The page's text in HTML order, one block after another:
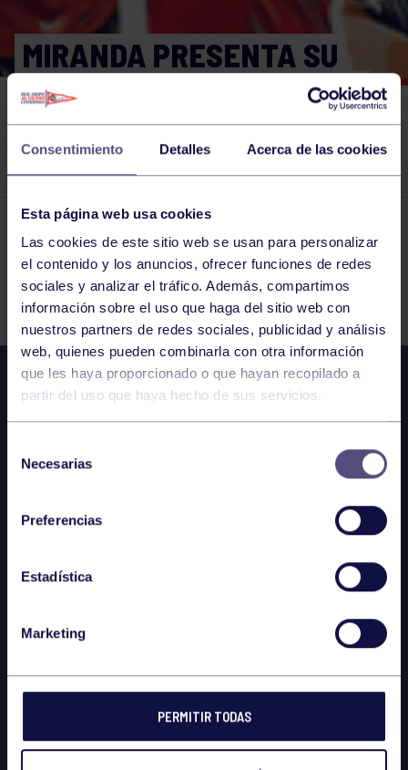
Consentimiento Detalles Acerca de las cookies
Esta página web usa cookies
Las cookies de este sitio web se usan para personalizar
el contenido y los anuncios, ofrecer funciones de redes
sociales y analizar el tráfico. Además, compartimos
información sobre el uso que haga del sitio web con
nuestros partners de redes sociales, publicidad y análisis
web, quienes pueden combinarla con otra información
que les haya proporcionado o que hayan recopilado a
partir del uso que haya hecho de sus servicios.
Necesarias
Preferencias
Estadística
Marketing
PERMITIR TODAS
MIRANDA PRESENTA SU
CANDIDATURA AL GRUPO:
«UNA CLAVE SERÁ LA
PARTICIPACIÓN».
El grupo en prensa 03 FEB 2024
Comparte